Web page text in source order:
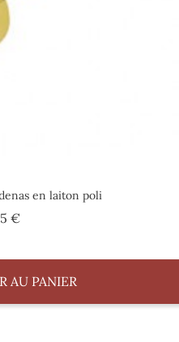
en laiton poli
€Prix
AU PANIER